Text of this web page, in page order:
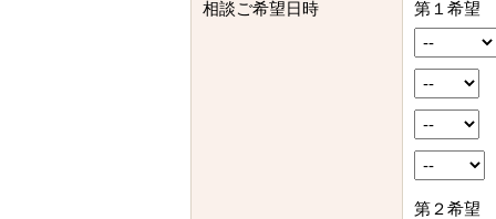
相談ご希望日時 第１希望
第２希望